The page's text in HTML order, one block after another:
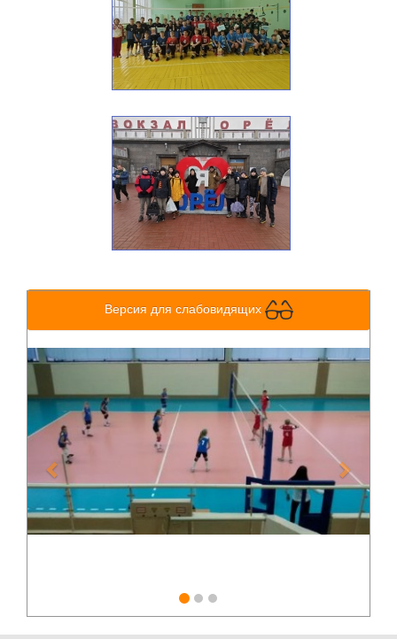
Версия для слабовидящих
Previous Next